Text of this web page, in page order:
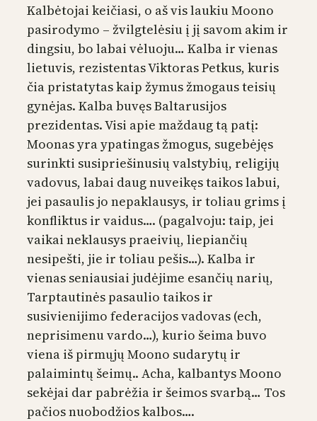
Kalbėtojai keičiasi, o aš vis laukiu Moono
pasirodymo – žvilgtelėsiu į jį savom akim ir
dingsiu, bo labai vėluoju… Kalba ir vienas
lietuvis, rezistentas Viktoras Petkus, kuris
čia pristatytas kaip žymus žmogaus teisių
gynėjas. Kalba buvęs Baltarusijos
prezidentas. Visi apie maždaug tą patį:
Moonas yra ypatingas žmogus, sugebėjęs
surinkti susipriešinusių valstybių, religijų
vadovus, labai daug nuveikęs taikos labui,
jei pasaulis jo nepaklausys, ir toliau grims į
konfliktus ir vaidus…. (pagalvoju: taip, jei
vaikai neklausys praeivių, liepiančių
nesipešti, jie ir toliau pešis…). Kalba ir
vienas seniausiai judėjime esančių narių,
Tarptautinės pasaulio taikos ir
susivienijimo federacijos vadovas (ech,
neprisimenu vardo…), kurio šeima buvo
viena iš pirmųjų Moono sudarytų ir
palaimintų šeimų.. Acha, kalbantys Moono
sekėjai dar pabrėžia ir šeimos svarbą… Tos
pačios nuobodžios kalbos….